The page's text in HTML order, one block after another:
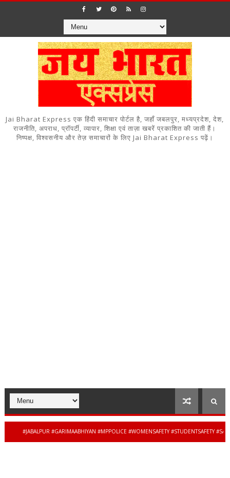
Jai Bharat Express एक हिंदी समाचार पोर्टल है, जहाँ जबलपुर, मध्यप्रदेश, देश,
राजनीति, अपराध, प्रॉपर्टी, व्यापार, शिक्षा एवं ताज़ा खबरें प्रकाशित की जाती हैं।
निष्पक्ष, विश्वसनीय और तेज़ समाचारों के लिए Jai Bharat Express पढ़ें।
#JABALPUR #GARIMAABHIYAN #MPPOLICE #WOMENSAFETY #STUDENTSAFETY